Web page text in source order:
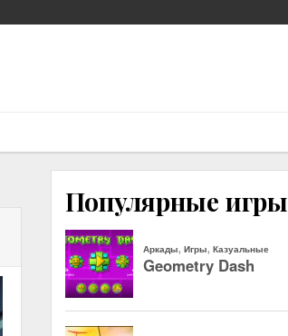
Популярные игры